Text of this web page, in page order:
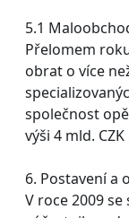
5.1
Přelomem
obrat o více
společnost
výši 4 mld.
6. Postavení a
V roce 2009